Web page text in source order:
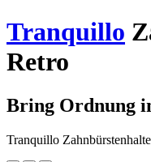
Tranquillo
Retro
Bring Ordnung
Tranquillo